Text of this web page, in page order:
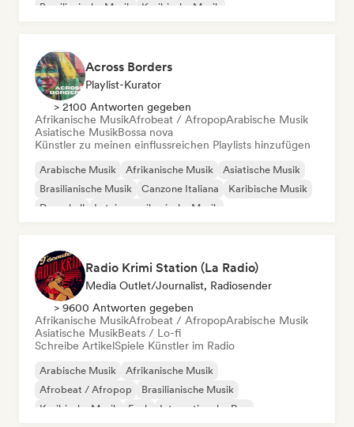
Brasilianische Musik
Karibische Musik
Across Borders
Playlist-Kurator
> 2100 Antworten gegeben
Afrikanische MusikAfrobeat / AfropopArabische Musik
Asiatische MusikBossa nova
Künstler zu meinen einflussreichen Playlists hinzufügen
Arabische Musik Afrikanische Musik
Asiatische Musik
Brasilianische Musik
Canzone Italiana
Karibische Musik
Dancehall
Lateinamerikanische Musik
Radio Krimi Station (La Radio)
Media Outlet/Journalist, Radiosender
> 9600 Antworten gegeben
Afrikanische MusikAfrobeat / AfropopArabische Musik
Asiatische MusikBeats / Lo-fi
Schreibe ArtikelSpiele Künstler im Radio
Arabische Musik
Afrikanische Musik
Afrobeat / Afropop
Brasilianische Musik
Karibische Musik
Funk
Internationaler Rap